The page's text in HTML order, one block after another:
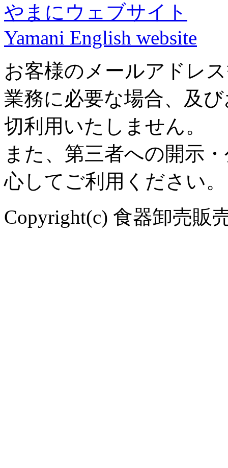
やまにウェブサイト
Yamani English website
お客様のメールアドレ
業務に必要な場合、及
切利用いたしません。
また、第三者への開示
心してご利用ください。
Copyright(c) 食器卸売販